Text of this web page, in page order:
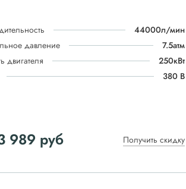
44000л/мин
давление
7.5атм
двигателя
250кВт
380 В
989 руб Получить скидку